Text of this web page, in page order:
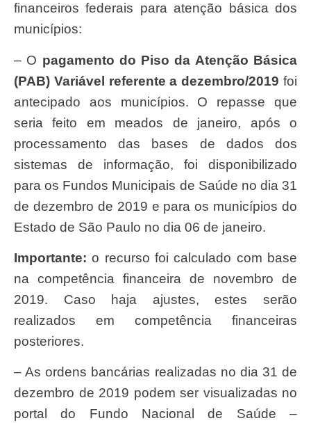
financeiros federais para atenção básica dos
municípios:
– O pagamento do Piso da Atenção Básica
(PAB) Variável referente a dezembro/2019 foi
antecipado aos municípios. O repasse que
seria feito em meados de janeiro, após o
processamento das bases de dados dos
sistemas de informação, foi disponibilizado
para os Fundos Municipais de Saúde no dia 31
de dezembro de 2019 e para os municípios do
Estado de São Paulo no dia 06 de janeiro.
Importante: o recurso foi calculado com base
na competência financeira de novembro de
2019. Caso haja ajustes, estes serão
realizados em competência financeiras
posteriores.
– As ordens bancárias realizadas no dia 31 de
dezembro de 2019 podem ser visualizadas no
portal do Fundo Nacional de Saúde –